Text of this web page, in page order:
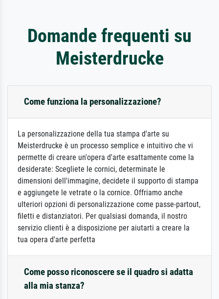
Domande frequenti su
Meisterdrucke
Come funziona la personalizzazione?
La personalizzazione della tua stampa d'arte su
Meisterdrucke è un processo semplice e intuitivo che vi
permette di creare un'opera d'arte esattamente come la
desiderate: Scegliete le cornici, determinate le
dimensioni dell'immagine, decidete il supporto di stampa
e aggiungete le vetrate o la cornice. Offriamo anche
ulteriori opzioni di personalizzazione come passe-partout,
filetti e distanziatori. Per qualsiasi domanda, il nostro
servizio clienti è a disposizione per aiutarti a creare la
tua opera d'arte perfetta
Come posso riconoscere se il quadro si adatta
alla mia stanza?